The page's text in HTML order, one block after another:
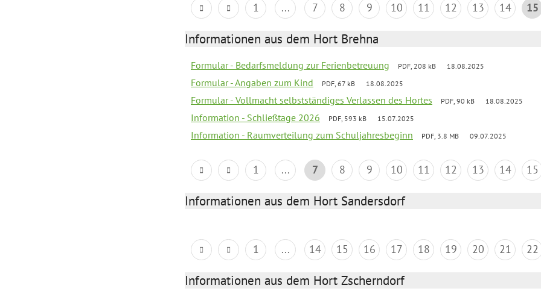
1 ... 7 8 9 10 11 12 13 14 15
Informationen aus dem Hort Brehna
Formular - Bedarfsmeldung zur Ferienbetreuung PDF, 208 kB 18.08.2025
Formular - Angaben zum Kind PDF, 67 kB 18.08.2025
Formular - Vollmacht selbstständiges Verlassen des Hortes PDF, 90 kB 18.08.2025
Information - Schließtage 2026 PDF, 593 kB 15.07.2025
Information - Raumverteilung zum Schuljahresbeginn PDF, 3.8 MB 09.07.2025
1 ... 7 8 9 10 11 12 13 14 15
Informationen aus dem Hort Sandersdorf
1 ... 14 15 16 17 18 19 20 21 22
Informationen aus dem Hort Zscherndorf